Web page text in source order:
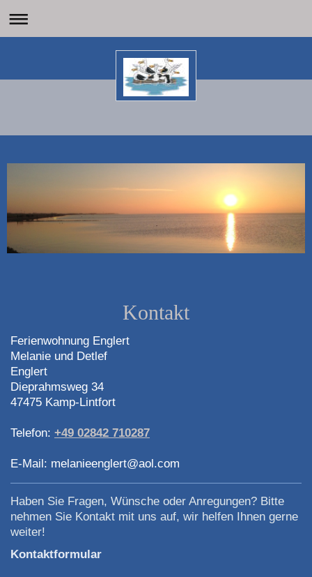
Kontakt
Ferienwohnung Englert
Melanie und Detlef
Englert
Dieprahmsweg 34
47475 Kamp-Lintfort
Telefon: +49 02842 710287
E-Mail: melanieenglert@aol.com
Haben Sie Fragen, Wünsche oder Anregungen? Bitte
nehmen Sie Kontakt mit uns auf, wir helfen Ihnen gerne
weiter!
Kontaktformular